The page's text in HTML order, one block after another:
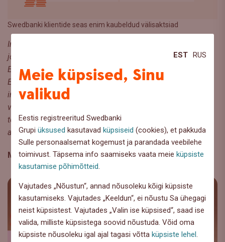
EST RUS
Meie küpsised, Sinu
valikud
Eestis registreeritud Swedbanki
Grupiüksused kasutavadküpsiseid (cookies), et pakkuda
Sulle personaalsemat kogemust ja parandada veebilehe
toimivust. Täpsema info saamiseks vaata meieküpsiste
kasutamise põhimõtteid.
Vajutades „Nõustun“, annad nõusoleku kõigi küpsiste
kasutamiseks. Vajutades „Keeldun“, ei nõustu Sa ühegagi
neist küpsistest. Vajutades „Valin ise küpsised“, saad ise
valida, milliste küpsistega soovid nõustuda. Võid oma
küpsiste nõusoleku igal ajal tagasi võttaküpsiste lehel.
Swedbanki klientide seas enim kaubeldud välisaktsiad
Instrumentide järjestus tugineb möödunud kalendrikuu
jooksul Swedbanki internetipanga vahendusel Swedbank
Eesti klientide poolt aktsiatega tehtud tehingute väärtustel.
Esitatud teave on informatiivne, tegemist ei ole
investeerimissoovitusega ega kutsega osta või müüa
väärtpabereid või teha muid tehinguid. Teave emitentide
tegevuse kohta tugineb nende finantsaruannetel ja muudel
avalikel allikatel.
Märksõnad :Aktsiate top ,Aktsiaturg